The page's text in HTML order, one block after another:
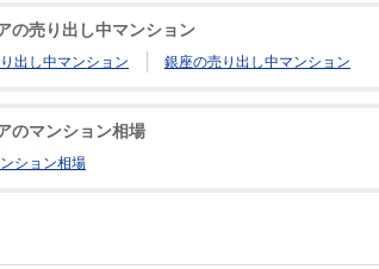
の売り出し中マンション
出し中マンション 銀座の売り出し中マンション
のマンション相場
ション相場